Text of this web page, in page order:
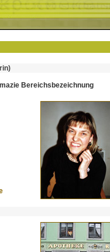
Bereichsbezeichnung